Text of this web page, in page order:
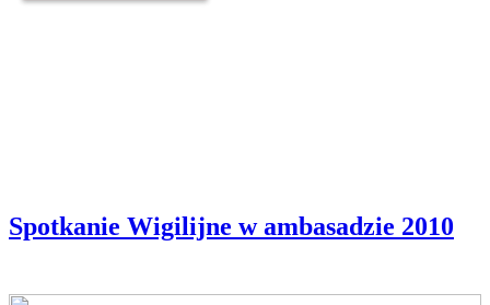
Spotkanie Wigilijne w ambasadzie 2010